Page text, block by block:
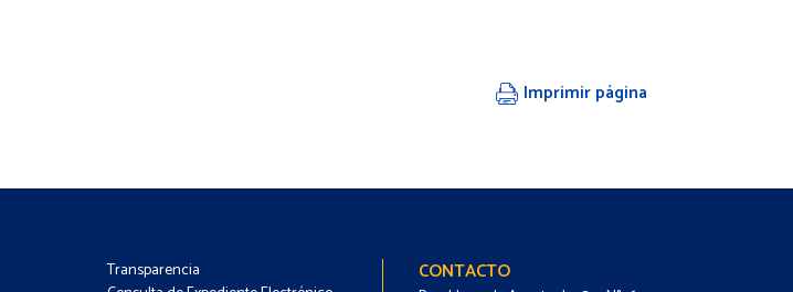
Imprimir página
Transparencia
CONTACTO